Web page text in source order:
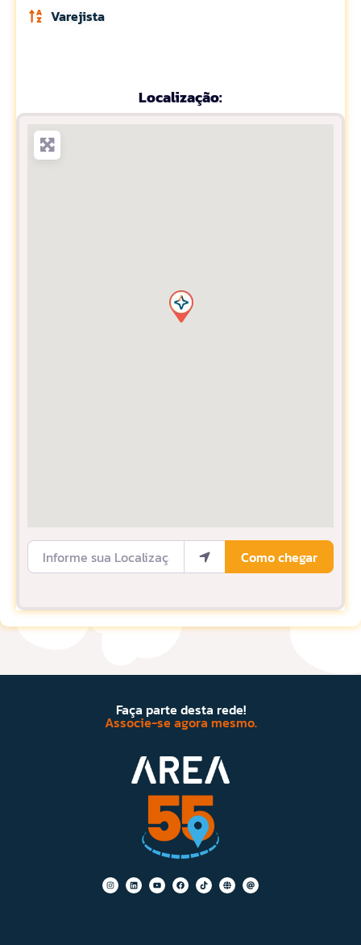
Varejista
Localização:
Informe sua Localização
Como chegar
Faça parte desta rede!
Associe-se agora mesmo.